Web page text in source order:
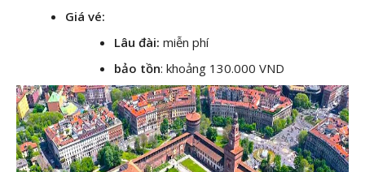
Giá vé:
Lâu đài: miễn phí
bảo tồn: khoảng 130.000 VND